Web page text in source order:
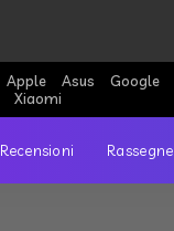
Apple Asus Google
Xiaomi
Recensioni Rassegne